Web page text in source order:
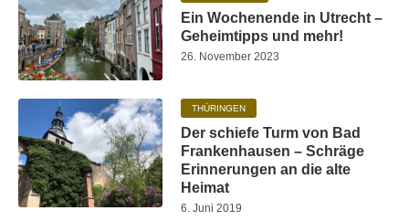
Ein Wochenende in Utrecht –
Geheimtipps und mehr!
26. November 2023
THÜRINGEN
Der schiefe Turm von Bad
Frankenhausen – Schräge
Erinnerungen an die alte
Heimat
6. Juni 2019